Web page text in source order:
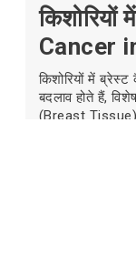
Cancer
किशोरियों में
बदलाव होते हैं,
(Breast Tissue)